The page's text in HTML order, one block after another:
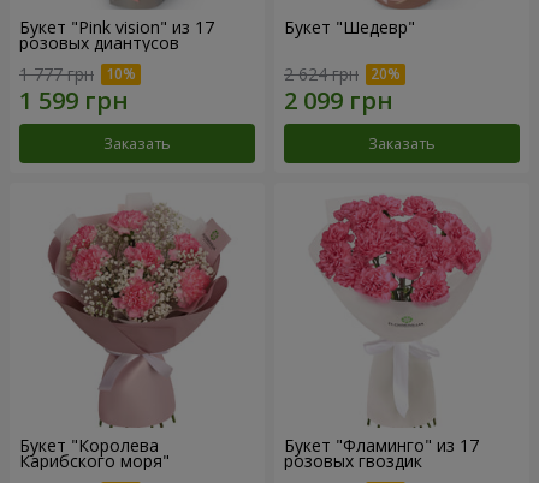
Букет "Pink vision" из 17
розовых диантусов
1 777 грн
Заказать
Букет "Шедевр"
2 624 грн
Заказать
Букет "Королева
Карибского моря"
Букет "Фламинго" из 17
розовых гвоздик